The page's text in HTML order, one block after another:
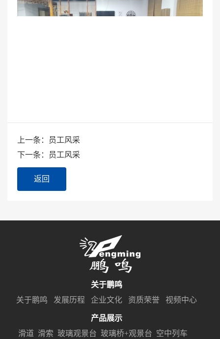
上一条：员工风采
下一条：员工风采
返回
关于鹏鸣
关于鹏鸣
发展历程 企业文化 资质荣誉 视频中心
产品展示
滑道 滑索 玻璃观景台 玻璃桥+观景台 空中列车